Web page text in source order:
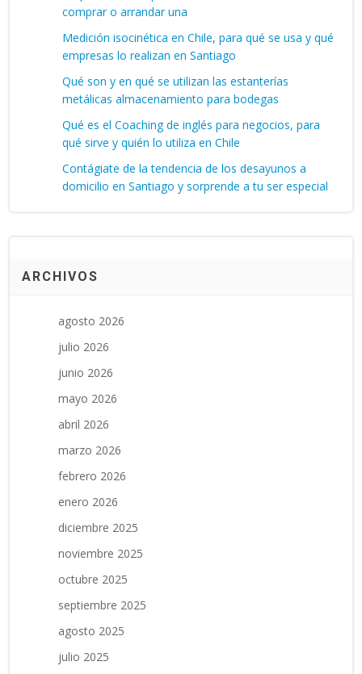
comprar o arrandar una
Medición isocinética en Chile, para qué se usa y qué
empresas lo realizan en Santiago
Qué son y en qué se utilizan las estanterías
metálicas almacenamiento para bodegas
Qué es el Coaching de inglés para negocios, para
qué sirve y quién lo utiliza en Chile
Contágiate de la tendencia de los desayunos a
domicilio en Santiago y sorprende a tu ser especial
ARCHIVOS
agosto 2026
julio 2026
junio 2026
mayo 2026
abril 2026
marzo 2026
febrero 2026
enero 2026
diciembre 2025
noviembre 2025
octubre 2025
septiembre 2025
agosto 2025
julio 2025